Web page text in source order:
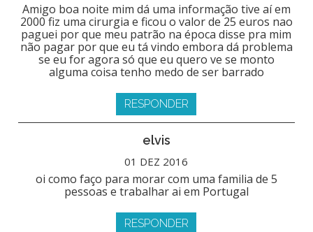
Amigo boa noite mim dá uma informação tive aí em
2000 fiz uma cirurgia e ficou o valor de 25 euros nao
paguei por que meu patrão na época disse pra mim
não pagar por que eu tá vindo embora dá problema
se eu for agora só que eu quero ve se monto
alguma coisa tenho medo de ser barrado
RESPONDER
elvis
01 DEZ 2016
oi como faço para morar com uma familia de 5
pessoas e trabalhar ai em Portugal
RESPONDER